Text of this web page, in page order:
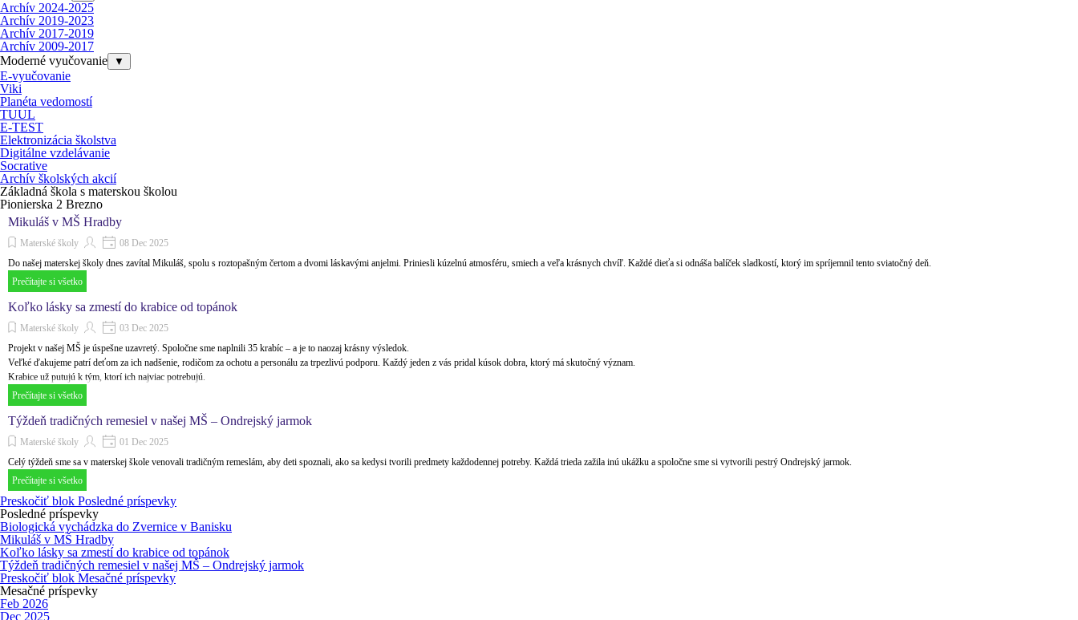
Archív 2024-2025
Archív 2019-2023
Archív 2017-2019
Archív 2009-2017
Moderné vyučovanie
▼
E-vyučovanie
Viki
Planéta vedomostí
TUUL
E-TEST
Elektronizácia školstva
Digitálne vzdelávanie
Socrative
Archív školských akcií
Základná škola s materskou školou
Pionierska 2 Brezno
Mikuláš v MŠ Hradby
Materské školy
08 Dec 2025
Do našej materskej školy dnes zavítal Mikuláš, spolu s roztopašným čertom a dvomi láskavými anjelmi. Priniesli kúzelnú atmosféru, smiech a veľa krásnych chvíľ. Každé dieťa si odnáša balíček sladkostí, ktorý im spríjemnil tento sviatočný deň.
Prečítajte si všetko
Koľko lásky sa zmestí do krabice od topánok
Materské školy
03 Dec 2025
Projekt v našej MŠ je úspešne uzavretý. Spoločne sme naplnili 35 krabíc – a je to naozaj krásny výsledok.
Veľké ďakujeme patrí deťom za ich nadšenie, rodičom za ochotu a personálu za trpezlivú podporu. Každý jeden z vás pridal kúsok dobra, ktorý má skutočný význam.
Krabice už putujú k tým, ktorí ich najviac potrebujú.
Prečítajte si všetko
Týždeň tradičných remesiel v našej MŠ – Ondrejský jarmok
Materské školy
01 Dec 2025
Celý týždeň sme sa v materskej škole venovali tradičným remeslám, aby deti spoznali, ako sa kedysi tvorili predmety každodennej potreby. Každá trieda zažila inú ukážku a spoločne sme si vytvorili pestrý Ondrejský jarmok.
Prečítajte si všetko
Preskočiť blok Posledné príspevky
Posledné príspevky
Biologická vychádzka do Zvernice v Banisku
Mikuláš v MŠ Hradby
Koľko lásky sa zmestí do krabice od topánok
Týždeň tradičných remesiel v našej MŠ – Ondrejský jarmok
Preskočiť blok Mesačné príspevky
Mesačné príspevky
Feb 2026
Dec 2025